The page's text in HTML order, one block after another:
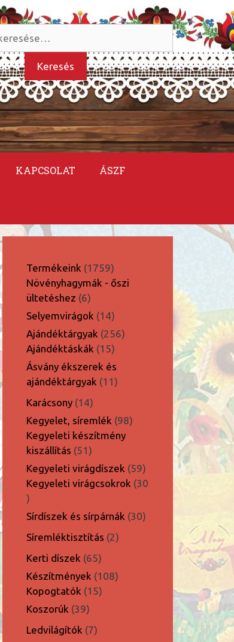
Keresés
KAPCSOLAT ÁSZF
Termékeink 17591759
termék
Növényhagymák - őszi
ültetéshez 66
termék
Selyemvirágok 1414
termék
Ajándéktárgyak 256256
Ajándéktáskák 1515
termék
Ásvány ékszerek és
ajándéktárgyak
1111
Karácsony 1414
termék
Kegyelet, síremlék 9898
Kegyeleti készítmény
kiszállítás 5151
termék
Kegyeleti virágdíszek 5959
termék
Kegyeleti virágcsokrok 30
30
termék
Sírdíszek és sírpárnák 3030
Síremléktisztítás 22
Kerti díszek 6565
termék
Készítmények 108108
Kopogtatók 1515
Koszorúk 3939
termék
Ledvilágítók 77